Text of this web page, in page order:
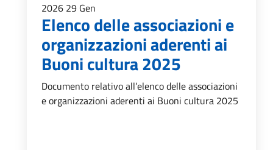
2026 29 Gen
Elenco delle associazioni e
organizzazioni aderenti ai
Buoni cultura 2025
Documento relativo all’elenco delle associazioni
e organizzazioni aderenti ai Buoni cultura 2025